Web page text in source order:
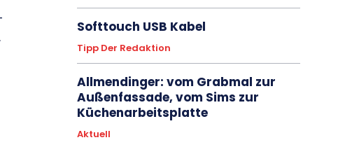
Softtouch USB Kabel
Tipp Der Redaktion
Allmendinger: vom Grabmal zur
Außenfassade, vom Sims zur
Küchenarbeitsplatte
Aktuell